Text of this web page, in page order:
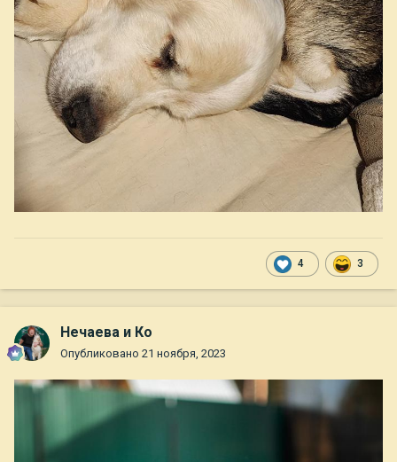
4 3
Нечаева и Ко
Опубликовано 21 ноября, 2023